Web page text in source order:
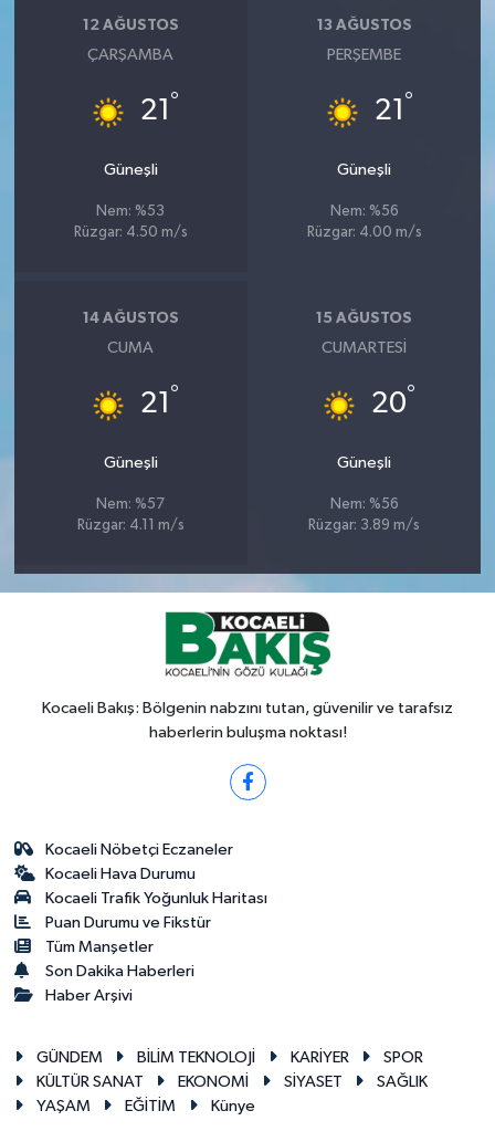
12 AĞUSTOS
ÇARŞAMBA
21 °
Güneşli
Nem: %53
Rüzgar: 4.50 m/s
13 AĞUSTOS
PERŞEMBE
21 °
Güneşli
Nem: %56
Rüzgar: 4.00 m/s
14 AĞUSTOS
CUMA
21 °
Güneşli
Nem: %57
Rüzgar: 4.11 m/s
15 AĞUSTOS
CUMARTESI
20°
Güneşli
Nem: %56
Rüzgar: 3.89 m/s
Kocaeli Bakış: Bölgenin nabzını tutan, güvenilir ve tarafsız
haberlerin buluşma noktası!
Kocaeli Nöbetçi Eczaneler
Kocaeli Hava Durumu
Kocaeli Trafik Yoğunluk Haritası
Puan Durumu ve Fikstür
Tüm Manşetler
Son Dakika Haberleri
Haber Arşivi
GÜNDEM BİLİM TEKNOLOJİ KARİYER
SPOR
KÜLTÜR SANAT
EKONOMİ SİYASET
SAĞLIK
YAŞAM
EĞİTİM Künye